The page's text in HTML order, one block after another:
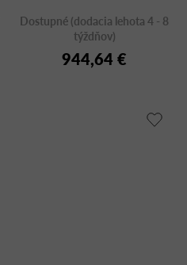
Dostupné (dodacia lehota 4 - 8
týždňov)
944,64 €